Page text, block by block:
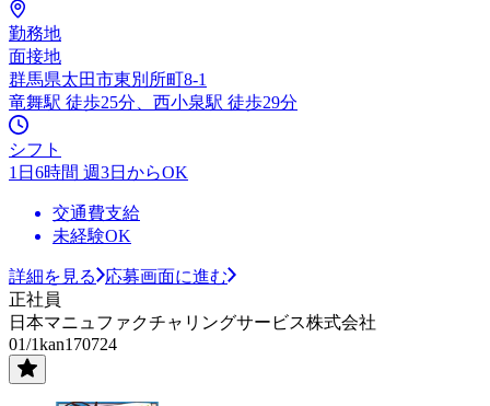
勤務地
面接地
群馬県太田市東別所町8-1
竜舞駅 徒歩25分、西小泉駅 徒歩29分
シフト
1日6時間 週3日からOK
交通費支給
未経験OK
詳細を見る
応募画面に進む
正社員
日本マニュファクチャリングサービス株式会社
01/1kan170724